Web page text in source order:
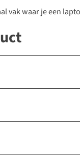
vak waar je een